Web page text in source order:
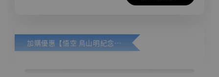
加購優惠【悟空 鳥山明紀念款 [奇蹟工作室]】